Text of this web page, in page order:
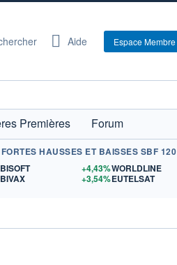
Aide Espace Membre
Premières
Forum
HAUSSES ET BAISSES SBF 120
+4,43%
+3,54%
WORLDLINE
EUTELSAT